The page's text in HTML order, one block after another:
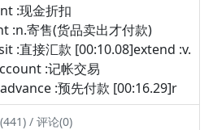
:现金折扣
:n.寄售(货品卖出才付款)
:直接汇款 [00:10.08]extend :v.
:记帐交易
:预先付款 [00:16.29]r
/ 评论(0)